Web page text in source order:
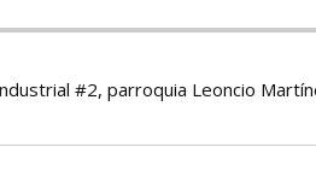
#2, parroquia Leoncio